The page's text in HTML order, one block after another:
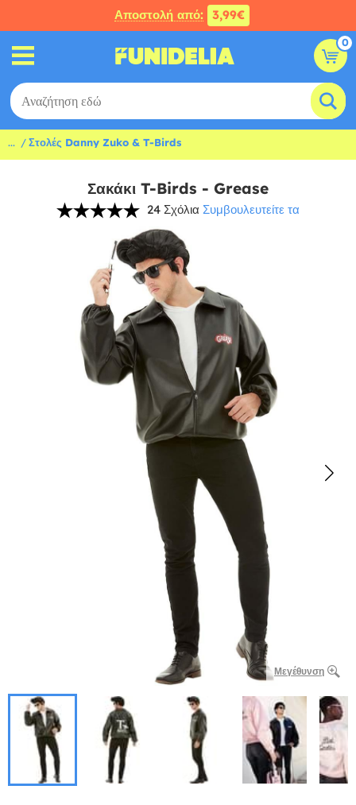
Αποστολή από: 3,99€
0
... Στολές Danny Zuko & T-Birds
Σακάκι T-Birds - Grease
24 Σχόλια Συμβουλευτείτε τα
Μεγέθυνση